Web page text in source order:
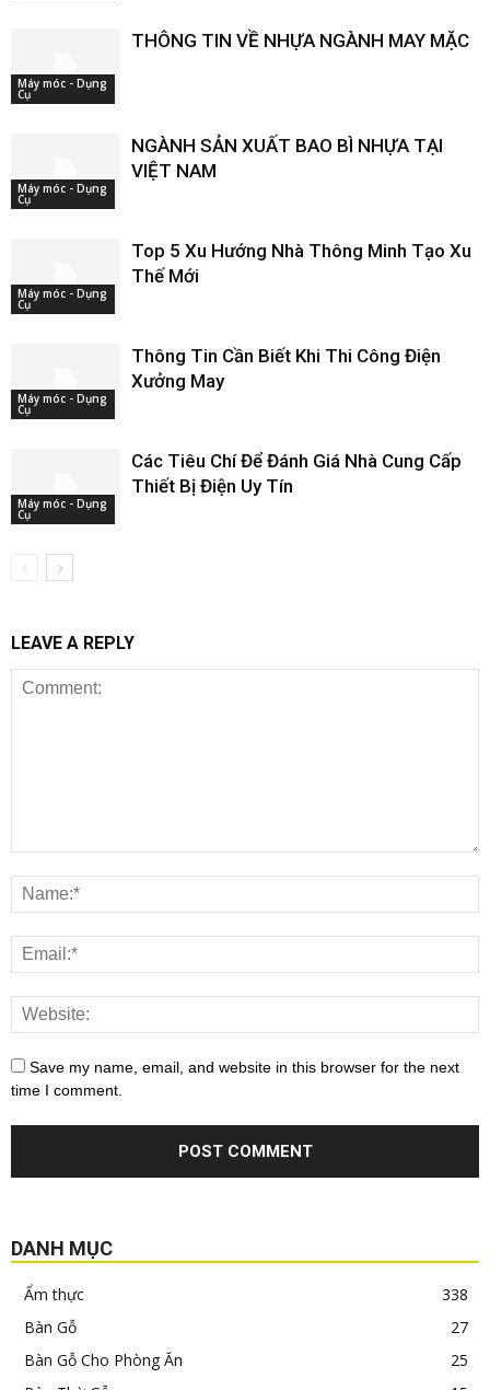
Máy móc - Dụng
Cụ
THÔNG TIN VỀ NHỰA NGÀNH MAY MẶC
Máy móc - Dụng
Cụ
NGÀNH SẢN XUẤT BAO BÌ NHỰA TẠI
VIỆT NAM
Máy móc - Dụng
Cụ
Top 5 Xu Hướng Nhà Thông Minh Tạo Xu
Thế Mới
Máy móc - Dụng
Cụ
Thông Tin Cần Biết Khi Thi Công Điện
Xưởng May
Máy móc - Dụng
Cụ
Các Tiêu Chí Để Đánh Giá Nhà Cung Cấp
Thiết Bị Điện Uy Tín
LEAVE A REPLY
Save my name, email, and website in this browser for the next
time I comment.
DANH MỤC
Ẩm thực
338
Bàn Gỗ
27
Bàn Gỗ Cho Phòng Ăn
25